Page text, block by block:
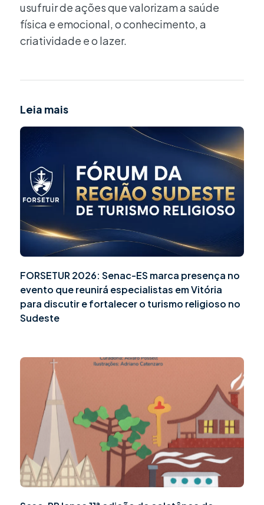
usufruir de ações que valorizam a saúde
física e emocional, o conhecimento, a
criatividade e o lazer.
Leia mais
FORSETUR 2026: Senac-ES marca presença no
evento que reunirá especialistas em Vitória
para discutir e fortalecer o turismo religioso no
Sudeste